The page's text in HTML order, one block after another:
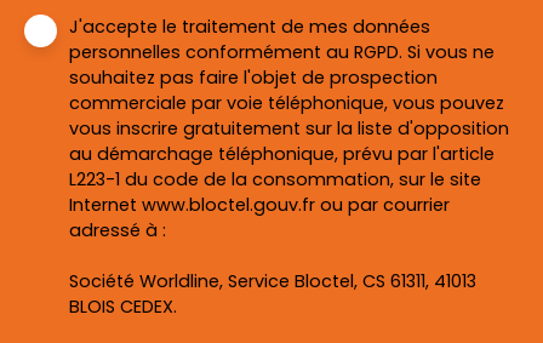
J'accepte le traitement de mes données
personnelles conformément au RGPD. Si vous ne
souhaitez pas faire l'objet de prospection
commerciale par voie téléphonique, vous pouvez
vous inscrire gratuitement sur la liste d'opposition
au démarchage téléphonique, prévu par l'article
L223-1 du code de la consommation, sur le site
Internet www.bloctel.gouv.fr ou par courrier
adressé à :
Société Worldline, Service Bloctel, CS 61311, 41013
BLOIS CEDEX.